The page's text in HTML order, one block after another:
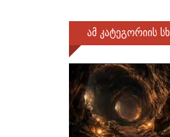
ამ კატეგორიის